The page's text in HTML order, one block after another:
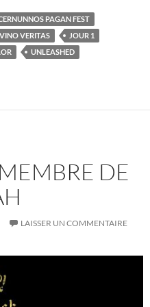
PAGAN FEST
VERITAS
JOUR 1
UNLEASHED
DE
LAISSER UN COMMENTAIRE